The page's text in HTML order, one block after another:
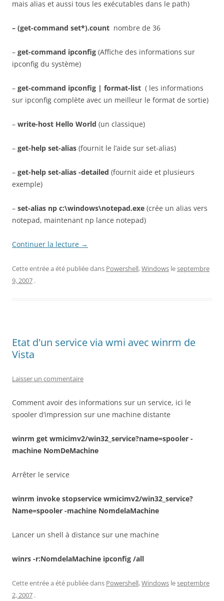
mais alias et aussi tous les exécutables dans le path)
– (get-command set*).count nombre de 36
– get-command ipconfig (Affiche des informations sur
ipconfig du système)
– get-command ipconfig | format-list ( les informations
sur ipconfig complète avec un meilleur le format de sortie)
– write-host Hello World (un classique)
– get-help set-alias (fournit le l’aide sur set-alias)
– get-help set-alias -detailed (fournit aide et plusieurs
exemple)
– set-alias np c:\windows\notepad.exe (crée un alias vers
notepad, maintenant np lance notepad)
Continuer la lecture →
Cette entrée a été publiée dans Powershell,Windows leseptembre
9, 2007 .
Etat d'un service via wmi avec winrm de
Vista
Laisser un commentaire
Comment avoir des informations sur un service, ici le
spooler d’impression sur une machine distante
winrm get wmicimv2/win32_service?name=spooler -
machine NomDeMachine
Arrêter le service
winrm invoke stopservice wmicimv2/win32_service?
Name=spooler -machine NomdelaMachine
Lancer un shell à distance sur une machine
winrs -r:NomdelaMachine ipconfig /all
Cette entrée a été publiée dans Powershell,Windows leseptembre
2, 2007 .